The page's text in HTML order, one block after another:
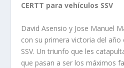
CERTT para vehículos SSV
David Asensio y Jose Manuel
con su primera victoria del año
SSV. Un triunfo que les
que pasan a ser los máximos